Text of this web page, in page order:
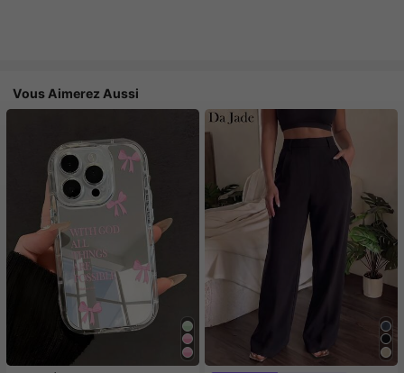
Vous Aimerez Aussi